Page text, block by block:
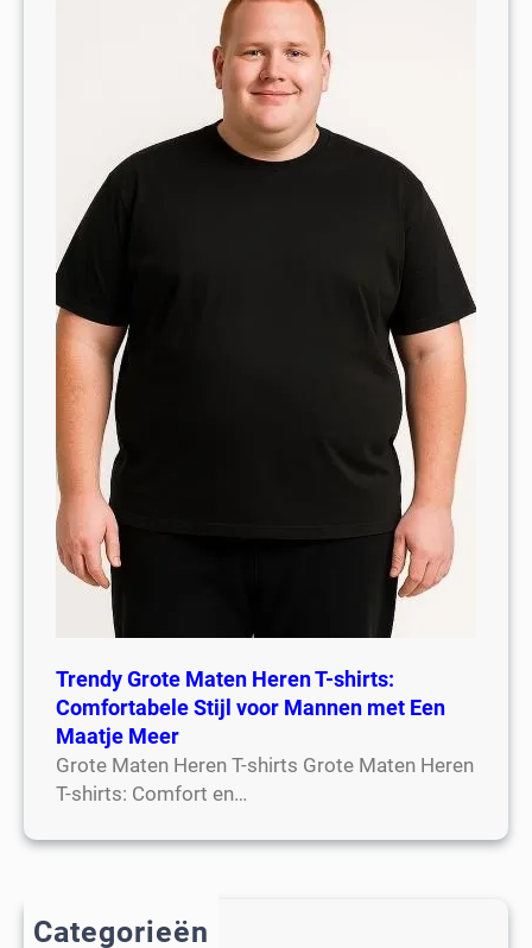
Trendy Grote Maten Heren T-shirts:
Comfortabele Stijl voor Mannen met Een
Maatje Meer
Grote Maten Heren T-shirts Grote Maten Heren
T-shirts: Comfort en…
Categorieën